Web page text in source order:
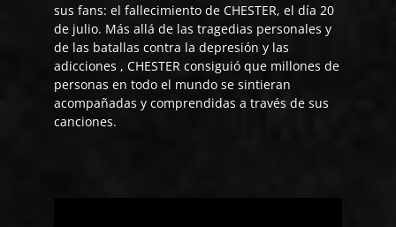
sus fans: el fallecimiento de CHESTER, el día 20
de julio. Más allá de las tragedias personales y
de las batallas contra la depresión y las
adicciones , CHESTER consiguió que millones de
personas en todo el mundo se sintieran
acompañadas y comprendidas a través de sus
canciones.